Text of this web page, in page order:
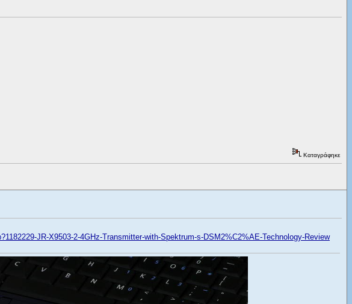
Καταγράφηκε
JR-X9503-2-4GHz-Transmitter-with-Spektrum-s-DSM2%C2%AE-Technology-Review